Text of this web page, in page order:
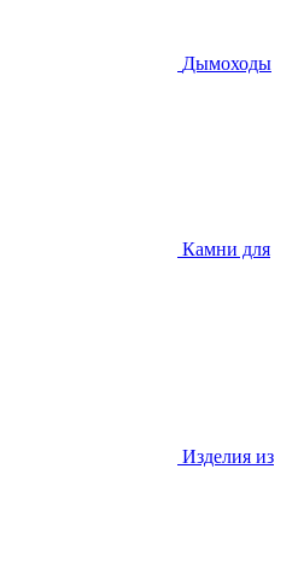
Дымоходы
Камни для
Изделия из